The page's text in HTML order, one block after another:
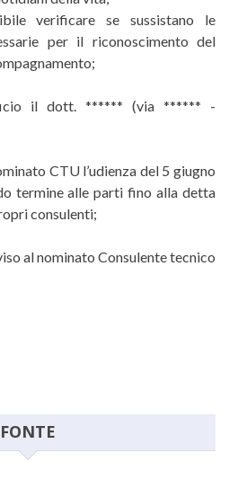
verificare se sussistano le
per il riconoscimento del
il dott. ****** (via ****** -
CTU l’udienza del 5 giugno
termine alle parti fino alla detta
consulenti;
al nominato Consulente tecnico
FONTE